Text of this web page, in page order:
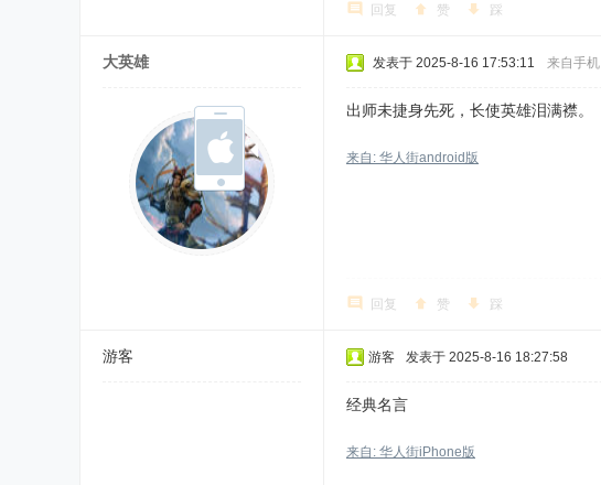
回复 赞 踩
大英雄 发表于 2025-8-16 17:53:11 来自手机
出师未捷身先死，长使英雄泪满襟。
来自: 华人街android版
回复 赞 踩
游客 游客 发表于 2025-8-16 18:27:58
经典名言
来自: 华人街iPhone版